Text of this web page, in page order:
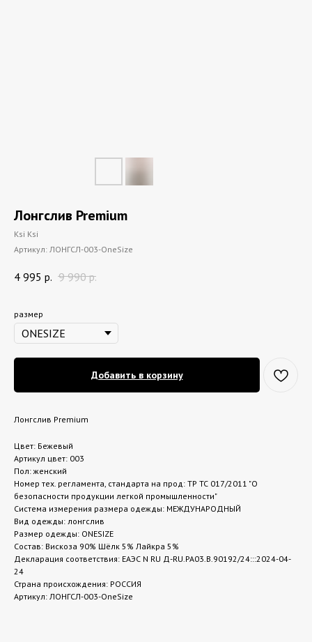
Лонгслив Premium
Ksi Ksi
Артикул: ЛОНГСЛ-003-OneSize
4 995 р. 9 990 р.
размер
Добавить в корзину
Лонгслив Premium
Цвет: Бежевый
Артикул цвет: 003
Пол: женский
Номер тех. регламента, стандарта на прод: ТР ТС 017/2011 "О
безопасности продукции легкой промышленности"
Система измерения размера одежды: МЕЖДУНАРОДНЫЙ
Вид одежды: лонгслив
Размер одежды: ONESIZE
Состав: Вискоза 90% Шёлк 5% Лайкра 5%
Декларация соответствия: ЕАЭС N RU Д-RU.РА03.В.90192/24:::2024-04-
24
Страна происхождения: РОССИЯ
Артикул: ЛОНГСЛ-003-OneSize